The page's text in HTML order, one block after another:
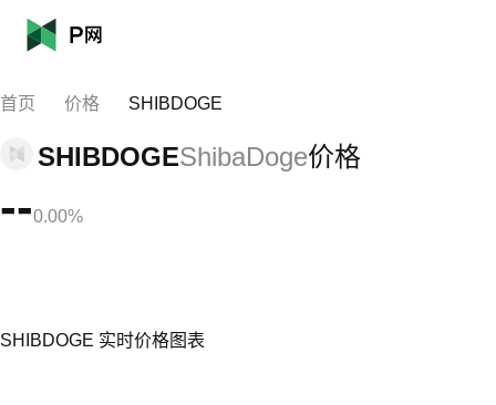
首页 价格 SHIBDOGE
SHIBDOGEShibaDoge价格
--0.00%
SHIBDOGE 实时价格图表